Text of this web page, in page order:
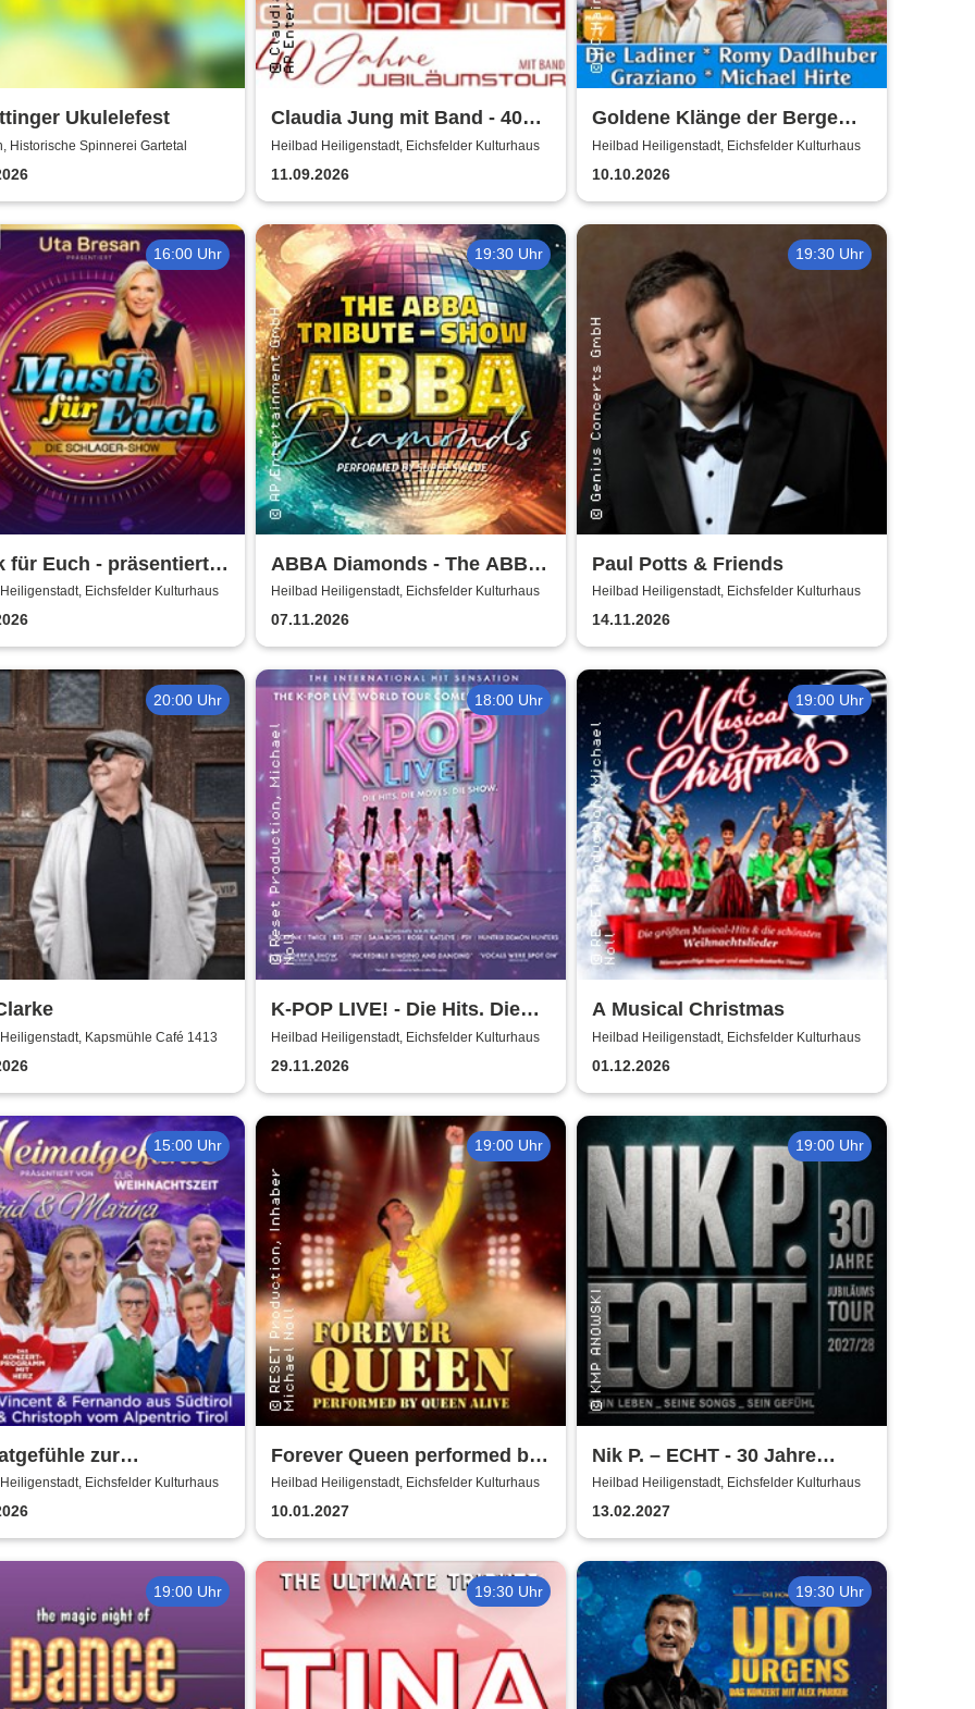
Ukulelefest
Historische Spinnerei Gartetal
Claudia Jung mit Band - 40
Jahre Jubiläumstour
Heilbad Heiligenstadt, Eichsfelder Kulturhaus
11.09.2026
Goldene Klänge der Berge
2026
Heilbad Heiligenstadt, Eichsfelder Kulturhaus
10.10.2026
16:00 Uhr
für Euch - präsentiert
BresanEichsfelder Kulturhaus
19:30 Uhr
ABBA Diamonds - The ABBA
Tribute Show
Heilbad Heiligenstadt, Eichsfelder Kulturhaus
07.11.2026
19:30 Uhr
Paul Potts & Friends
Heilbad Heiligenstadt, Eichsfelder Kulturhaus
14.11.2026
20:00 Uhr
Kapsmühle Café 1413
18:00 Uhr
K-POP LIVE! - Die Hits. Die
Moves. Die Show.
Heilbad Heiligenstadt, Eichsfelder Kulturhaus
29.11.2026
19:00 Uhr
A Musical Christmas
Heilbad Heiligenstadt, Eichsfelder Kulturhaus
01.12.2026
15:00 Uhr
zur
2026 - Das
mit Herz
Eichsfelder Kulturhaus
19:00 Uhr
Forever Queen performed by
Queen Alive
Heilbad Heiligenstadt, Eichsfelder Kulturhaus
10.01.2027
19:00 Uhr
Nik P. – ECHT - 30 Jahre
Jubiläumstour 2027/28
Heilbad Heiligenstadt, Eichsfelder Kulturhaus
13.02.2027
19:00 Uhr 19:30 Uhr 19:30 Uhr